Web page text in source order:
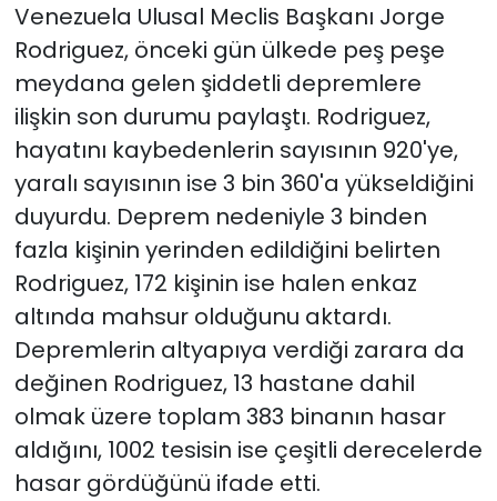
Venezuela Ulusal Meclis Başkanı Jorge
Rodriguez, önceki gün ülkede peş peşe
meydana gelen şiddetli depremlere
ilişkin son durumu paylaştı. Rodriguez,
hayatını kaybedenlerin sayısının 920'ye,
yaralı sayısının ise 3 bin 360'a yükseldiğini
duyurdu. Deprem nedeniyle 3 binden
fazla kişinin yerinden edildiğini belirten
Rodriguez, 172 kişinin ise halen enkaz
altında mahsur olduğunu aktardı.
Depremlerin altyapıya verdiği zarara da
değinen Rodriguez, 13 hastane dahil
olmak üzere toplam 383 binanın hasar
aldığını, 1002 tesisin ise çeşitli derecelerde
hasar gördüğünü ifade etti.